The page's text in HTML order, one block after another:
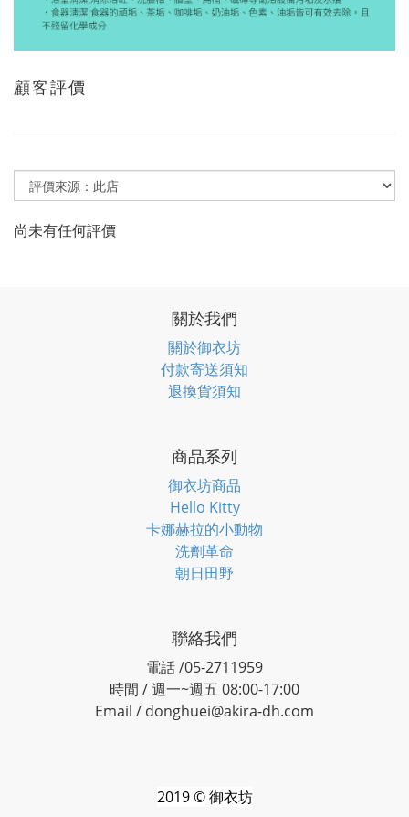
顧客評價
尚未有任何評價
關於我們
關於御衣坊
付款寄送須知
退換貨須知
商品系列
御衣坊商品
Hello Kitty
卡娜赫拉的小動物
洗劑革命
朝日田野
聯絡我們
電話 /05-2711959
時間 / 週一~週五 08:00-17:00
Email / donghuei@akira-dh.com
2019 © 御衣坊